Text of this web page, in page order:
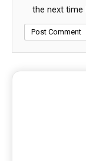
the next time